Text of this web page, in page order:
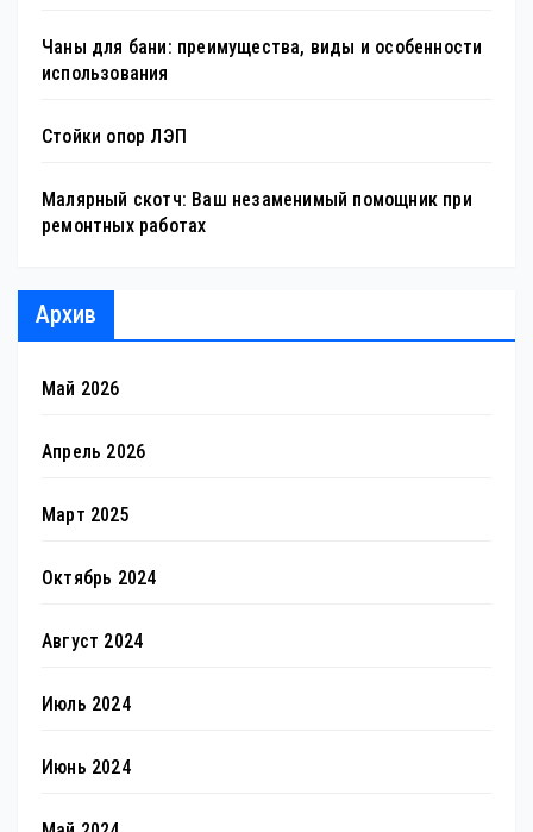
Чаны для бани: преимущества, виды и особенности
использования
Стойки опор ЛЭП
Малярный скотч: Ваш незаменимый помощник при
ремонтных работах
Архив
Май 2026
Апрель 2026
Март 2025
Октябрь 2024
Август 2024
Июль 2024
Июнь 2024